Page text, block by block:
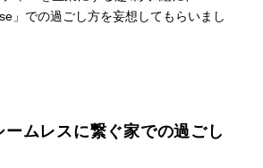
ポリシ
ー
」での過ごし方を妄想してもらいまし
ームレスに繋ぐ家での過ごし